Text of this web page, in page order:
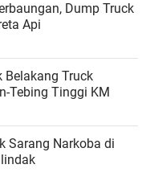
Dump Truck
Api
Belakang Truck
Tebing Tinggi KM
Sarang Narkoba di